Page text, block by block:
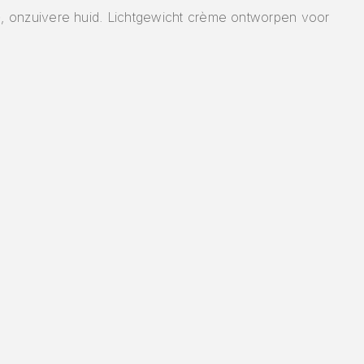
onzuivere huid. Lichtgewicht crème ontworpen voor